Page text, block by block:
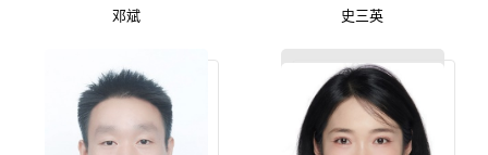
邓斌 史三英